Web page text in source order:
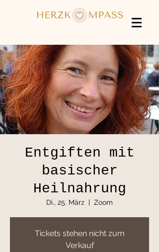
Entgiften mit
basischer
Heilnahrung
Di., 25. März
  |
Zoom
Tickets stehen nicht zum
Verkauf